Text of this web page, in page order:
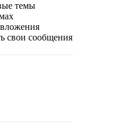
темы
свои сообщения